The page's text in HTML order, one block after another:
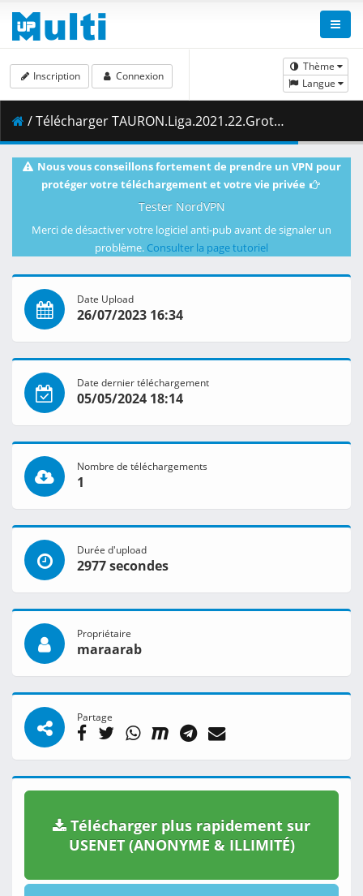
Thème
Langue
Inscription Connexion
/ Télécharger TAURON.Liga.2021.22.Grot.Budowlani.Lodz.vs.Grupa.Azoty.Chemik.Police.25.04.2022.1080i.PL.HDTV.maraarab.ts ( 4.49 GB )
Nous vous conseillons fortement de prendre un VPN pour
protéger votre téléchargement et votre vie privée
Tester NordVPN
Merci de désactiver votre logiciel anti-pub avant de signaler un
problème. Consulter la page tutoriel
Date Upload
26/07/2023 16:34
Date dernier téléchargement
05/05/2024 18:14
Nombre de téléchargements
1
Durée d'upload
2977 secondes
Propriétaire
maraarab
Partage
Télécharger plus rapidement sur
USENET (ANONYME & ILLIMITÉ)